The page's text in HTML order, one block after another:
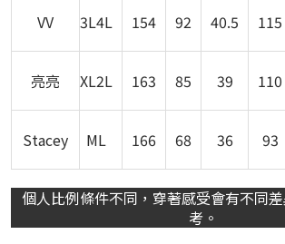
VV 3L4L 154 92 40.5 115
亮亮 XL2L 163 85 39 110
Stacey ML 166 68 36 93
個人比例條件不同，穿著感受會有不同
考。